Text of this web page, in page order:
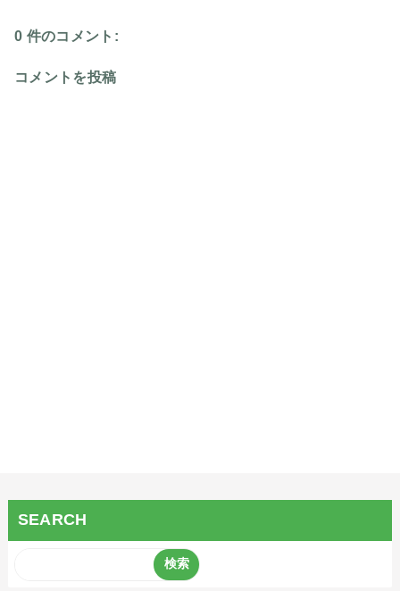
0 件のコメント:
コメントを投稿
SEARCH